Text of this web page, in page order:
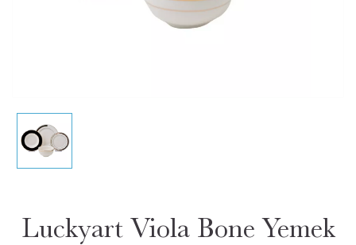
Luckyart Viola Bone Yemek